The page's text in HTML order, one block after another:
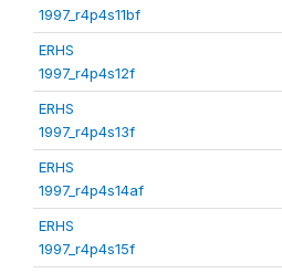
1997_r4p4s11bf
ERHS
1997_r4p4s12f
ERHS
1997_r4p4s13f
ERHS
1997_r4p4s14af
ERHS
1997_r4p4s15f